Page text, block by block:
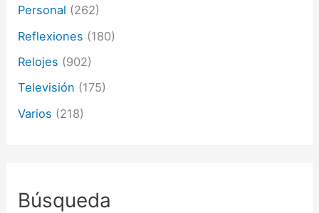
Personal (262)
Reflexiones (180)
Relojes (902)
Televisión (175)
Varios (218)
Búsqueda